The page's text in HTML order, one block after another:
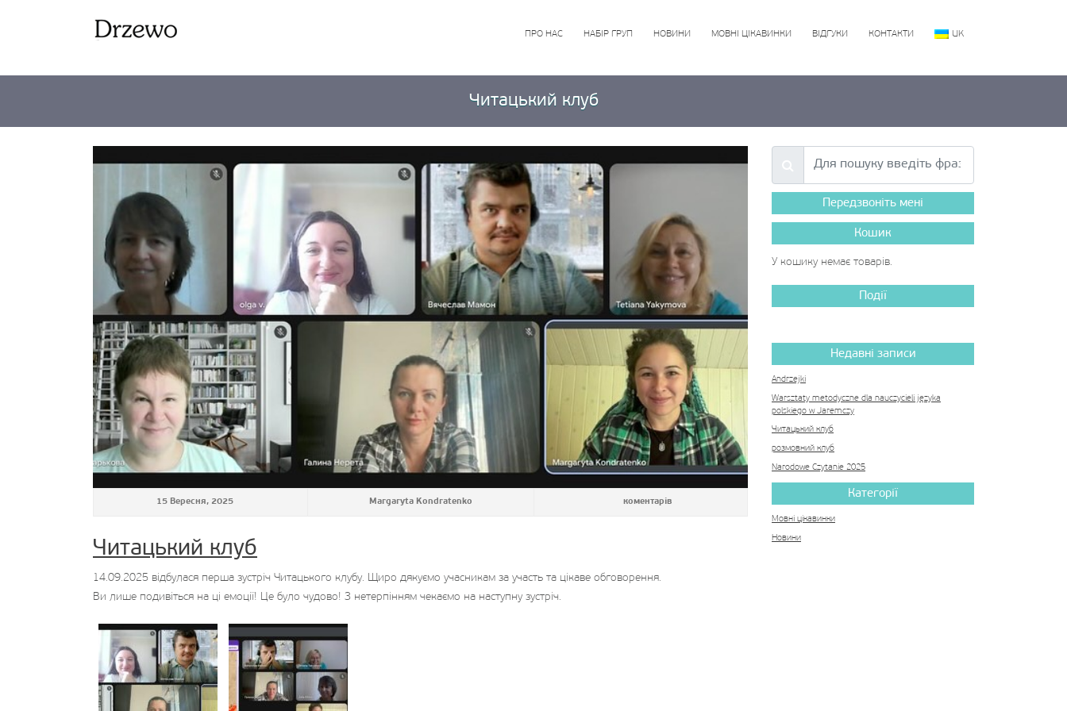
ПРО НАС НАБІР ГРУП НОВИНИ МОВНІ ЦІКАВИНКИ ВІДГУКИ КОНТАКТИ UK
Читацький клуб
15 Вересня, 2025 Margaryta Kondratenko коментарів
Читацький клуб
14.09.2025 відбулася перша зустріч Читацького клубу. Щиро дякуємо учасникам за участь та цікаве обговорення.
Ви лише подивіться на ці емоції! Це було чудово! З нетерпінням чекаємо на наступну зустріч.
Передзвоніть мені
Кошик
У кошику немає товарів.
Події
Недавні записи
Andrzejki
Warsztaty metodyczne dla nauczycieli języka
polskiego w Jaremczy
Читацький клуб
розмовний клуб
Narodowe Czytanie 2025
Категорії
Мовні цікавинки
Новини